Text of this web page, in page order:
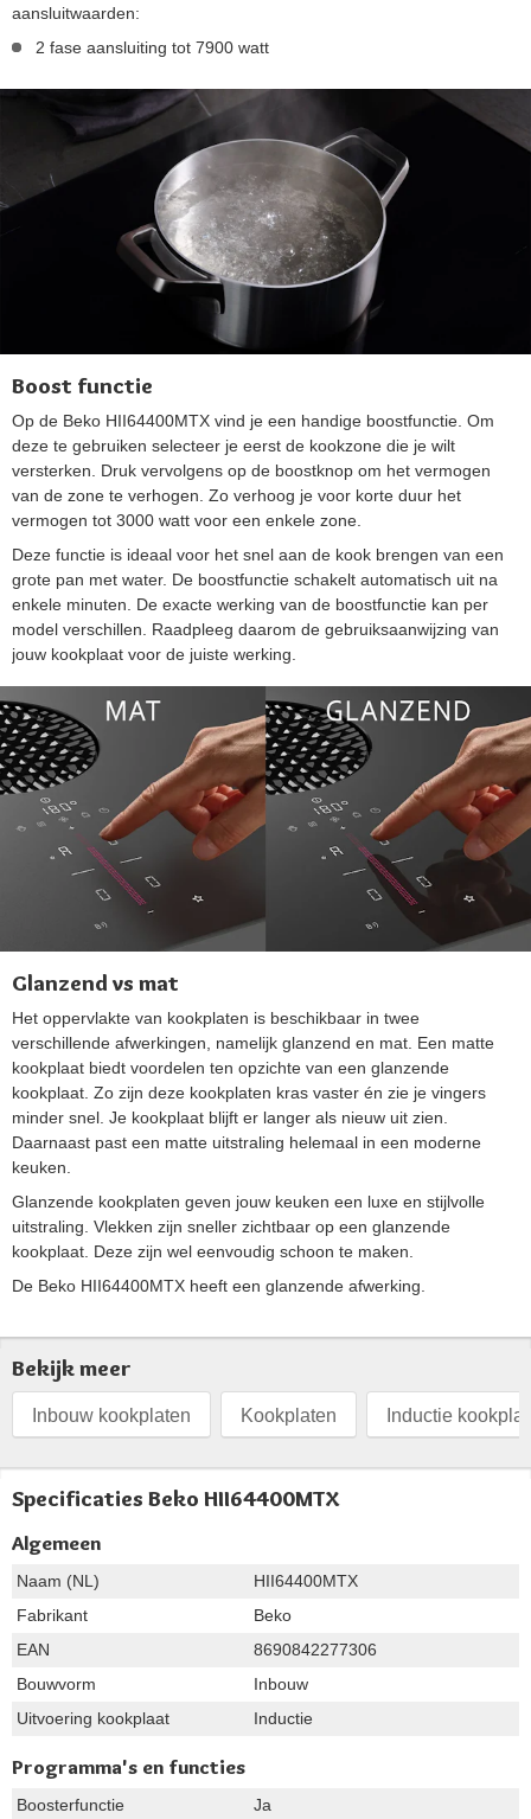
aansluitwaarden:
2 fase aansluiting tot 7900 watt
Boost functie
Op de Beko HII64400MTX vind je een handige boostfunctie. Om
deze te gebruiken selecteer je eerst de kookzone die je wilt
versterken. Druk vervolgens op de boostknop om het vermogen
van de zone te verhogen. Zo verhoog je voor korte duur het
vermogen tot 3000 watt voor een enkele zone.
Deze functie is ideaal voor het snel aan de kook brengen van een
grote pan met water. De boostfunctie schakelt automatisch uit na
enkele minuten. De exacte werking van de boostfunctie kan per
model verschillen. Raadpleeg daarom de gebruiksaanwijzing van
jouw kookplaat voor de juiste werking.
Glanzend vs mat
Het oppervlakte van kookplaten is beschikbaar in twee
verschillende afwerkingen, namelijk glanzend en mat. Een matte
kookplaat biedt voordelen ten opzichte van een glanzende
kookplaat. Zo zijn deze kookplaten kras vaster én zie je vingers
minder snel. Je kookplaat blijft er langer als nieuw uit zien.
Daarnaast past een matte uitstraling helemaal in een moderne
keuken.
Glanzende kookplaten geven jouw keuken een luxe en stijlvolle
uitstraling. Vlekken zijn sneller zichtbaar op een glanzende
kookplaat. Deze zijn wel eenvoudig schoon te maken.
De Beko HII64400MTX heeft een glanzende afwerking.
Bekijk meer
Inbouw kookplaten Kookplaten Inductie
Specificaties Beko HII64400MTX
Algemeen
Naam (NL)
HII64400MTX
Fabrikant
Beko
EAN
8690842277306
Bouwvorm
Inbouw
Uitvoering kookplaat
Inductie
Programma's en functies
Boosterfunctie
Ja